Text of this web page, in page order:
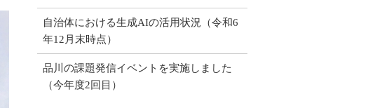
自治体における生成AIの活用状況（令和6
年12月末時点）
品川の課題発信イベントを実施しました
（今年度2回目）